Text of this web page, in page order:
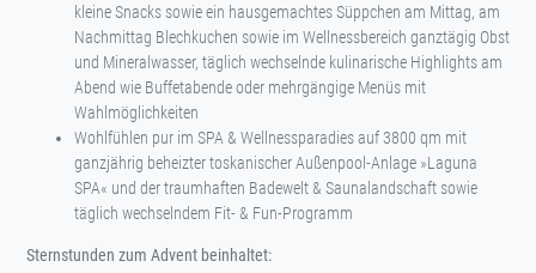
kleine Snacks sowie ein hausgemachtes Süppchen am Mittag, am
Nachmittag Blechkuchen sowie im Wellnessbereich ganztägig Obst
und Mineralwasser, täglich wechselnde kulinarische Highlights am
Abend wie Buffetabende oder mehrgängige Menüs mit
Wahlmöglichkeiten
Wohlfühlen pur im SPA & Wellnessparadies auf 3800 qm mit
ganzjährig beheizter toskanischer Außenpool-Anlage »Laguna
SPA« und der traumhaften Badewelt & Saunalandschaft sowie
täglich wechselndem Fit- & Fun-Programm
Sternstunden zum Advent beinhaltet: